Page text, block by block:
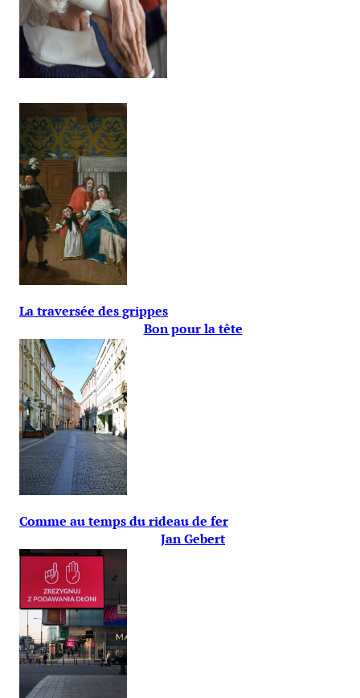
La traversée des grippes
Bon pour la tête
Comme au temps du rideau de fer
Jan Gebert